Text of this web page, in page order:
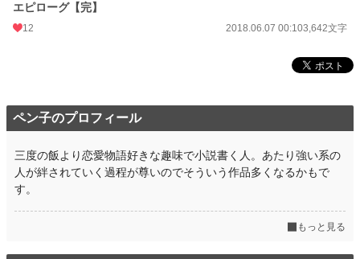
エピローグ【完】
12 2018.06.07 00:103,642文字
ペン子のプロフィール
三度の飯より恋愛物語好きな趣味で小説書く人。あたり強い系の
人が絆されていく過程が尊いのでそういう作品多くなるかもで
す。
もっと見る